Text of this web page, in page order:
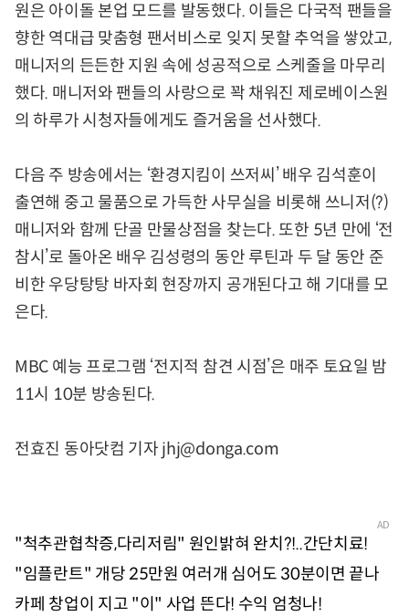
원은 아이돌 본업 모드를 발동했다. 이들은 다국적 팬들을
향한 역대급 맞춤형 팬서비스로 잊지 못할 추억을 쌓았고,
매니저의 든든한 지원 속에 성공적으로 스케줄을 마무리
했다. 매니저와 팬들의 사랑으로 꽉 채워진 제로베이스원
의 하루가 시청자들에게도 즐거움을 선사했다.
다음 주 방송에서는 ‘환경지킴이 쓰저씨’ 배우 김석훈이
출연해 중고 물품으로 가득한 사무실을 비롯해 쓰니저(?)
매니저와 함께 단골 만물상점을 찾는다. 또한 5년 만에 ‘전
참시’로 돌아온 배우 김성령의 동안 루틴과 두 달 동안 준
비한 우당탕탕 바자회 현장까지 공개된다고 해 기대를 모
은다.
MBC 예능 프로그램 ‘전지적 참견 시점’은 매주 토요일 밤
11시 10분 방송된다.
전효진 동아닷컴 기자 jhj@donga.com